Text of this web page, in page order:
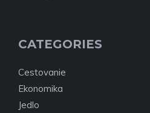
CATEGORIES
Cestovanie
Ekonomika
Jedlo